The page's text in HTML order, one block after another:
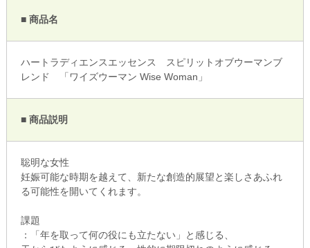
■ 商品名
ハートラディエンスエッセンス スピリットオブウーマンブ
レンド 「ワイズウーマン Wise Woman」
■ 商品説明
聡明な女性
妊娠可能な時期を越えて、新たな創造的展望と楽しさあふれ
る可能性を開いてくれます。
課題
：「年を取って何の役にも立たない」と感じる、